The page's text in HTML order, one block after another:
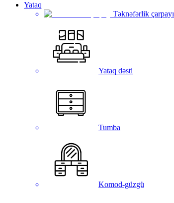
Yataq
Təknəfərlik çarpayı
Yataq dəsti
Tumba
Komod-güzgü